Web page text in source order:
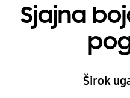
Sjajna
Širok